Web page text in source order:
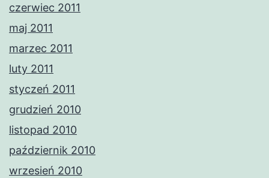
czerwiec 2011
maj 2011
marzec 2011
luty 2011
styczeń 2011
grudzień 2010
listopad 2010
październik 2010
wrzesień 2010